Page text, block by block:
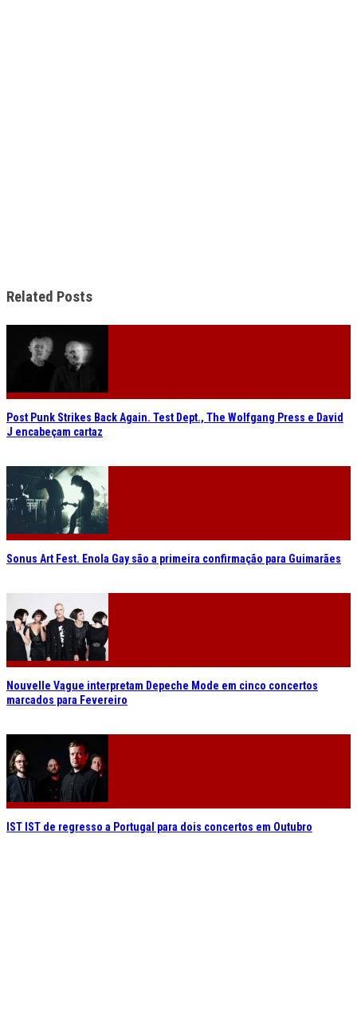
Related Posts
Post Punk Strikes Back Again. Test Dept., The Wolfgang Press e David
J encabeçam cartaz
Sonus Art Fest. Enola Gay são a primeira confirmação para Guimarães
Nouvelle Vague interpretam Depeche Mode em cinco concertos
marcados para Fevereiro
IST IST de regresso a Portugal para dois concertos em Outubro